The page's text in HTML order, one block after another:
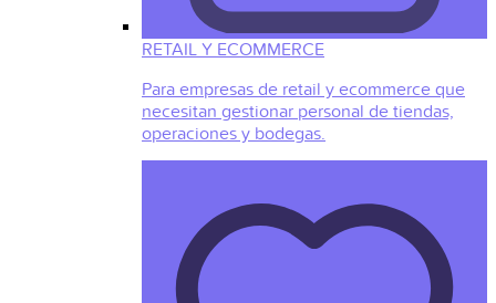
RETAIL Y ECOMMERCE
Para empresas de retail y ecommerce que
necesitan gestionar personal de tiendas,
operaciones y bodegas.